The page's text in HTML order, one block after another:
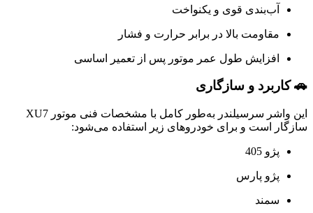
آب‌بندی قوی و یکنواخت
مقاومت بالا در برابر حرارت و فشار
افزایش طول عمر موتور پس از تعمیر اساسی
🚗 کاربرد و سازگاری
این واشر سرسیلندر به‌طور کامل با مشخصات فنی موتور XU7
سازگار است و برای خودروهای زیر استفاده می‌شود:
پژو 405
پژو پارس
سمند